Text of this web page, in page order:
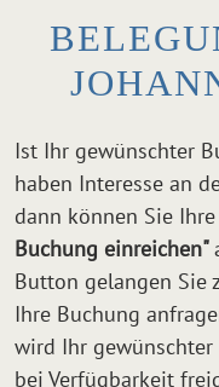
Ist Ihr gewünschter
haben Interesse an
dann können Sie
Buchung einreichen"
Button gelangen Sie
Ihre Buchung
wird Ihr
bei Verfügbarkeit